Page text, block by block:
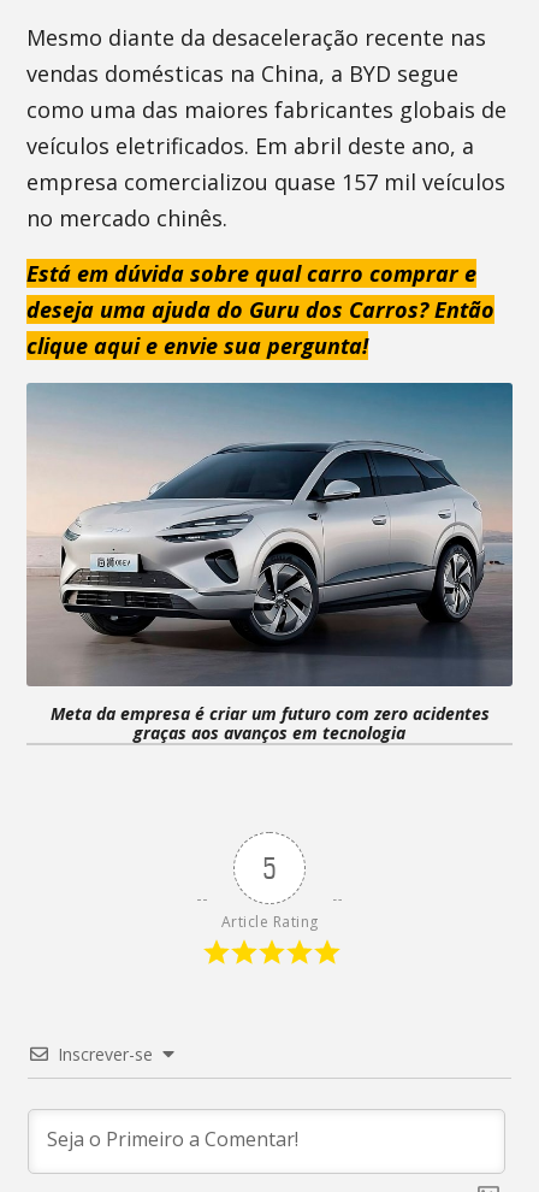
Mesmo diante da desaceleração recente nas
vendas domésticas na China, a BYD segue
como uma das maiores fabricantes globais de
veículos eletrificados. Em abril deste ano, a
empresa comercializou quase 157 mil veículos
no mercado chinês.
Está em dúvida sobre qual carro comprar e
deseja uma ajuda do Guru dos Carros? Então
clique aqui e envie sua pergunta!
Meta da empresa é criar um futuro com zero acidentes
graças aos avanços em tecnologia
5
Article Rating
Inscrever-se